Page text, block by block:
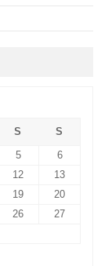
S
S
5
6
12
13
19
20
26
27